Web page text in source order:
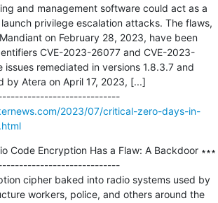
and management software could act as a
privilege escalation attacks. The flaws,
on February 28, 2023, have been
CVE-2023-26077 and CVE-2023-
issues remediated in versions 1.8.3.7 and
by Atera on April 17, 2023, [...]
---------------------------------------------
2023/07/critical-zero-days-in-
Code Encryption Has a Flaw: A Backdoor ∗∗∗
cipher baked into radio systems used by
workers, police, and others around the